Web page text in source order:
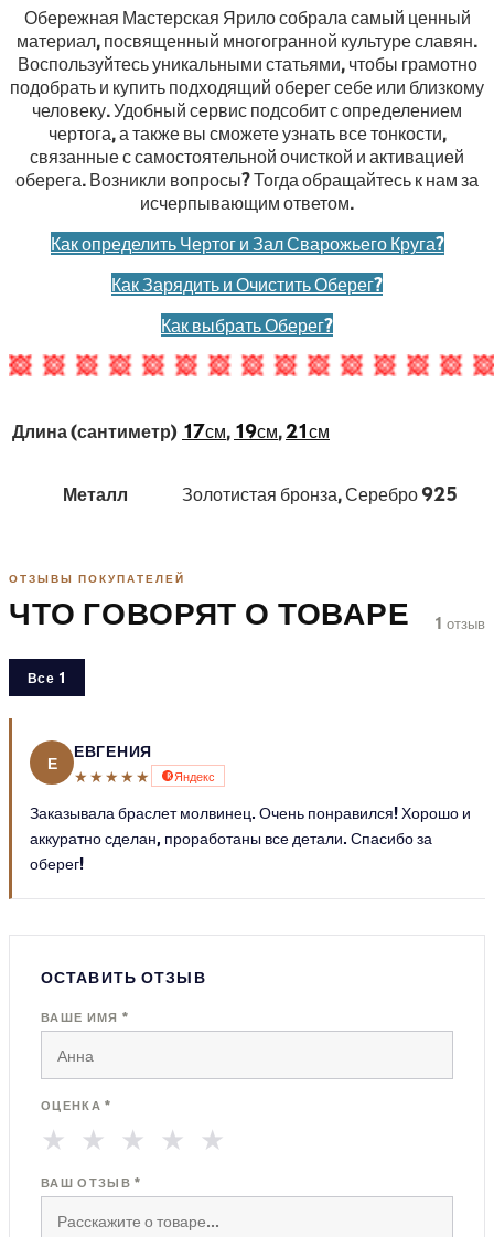
Обережная Мастерская Ярило собрала самый ценный
материал, посвященный многогранной культуре славян.
Воспользуйтесь уникальными статьями, чтобы грамотно
подобрать и купить подходящий оберег себе или близкому
человеку. Удобный сервис подсобит с определением
чертога, а также вы сможете узнать все тонкости,
связанные с самостоятельной очисткой и активацией
оберега. Возникли вопросы? Тогда обращайтесь к нам за
исчерпывающим ответом.
Как определить Чертог и Зал Сварожьего Круга?
Как Зарядить и Очистить Оберег?
Как выбрать Оберег?
Длина (сантиметр) 17см, 19см,21см
Металл Золотистая бронза, Серебро 925
ОТЗЫВЫ ПОКУПАТЕЛЕЙ
ЧТО ГОВОРЯТ О ТОВАРЕ 1 отзыв
Все 1
Е
ЕВГЕНИЯ
★★★★★
Яндекс
Заказывала браслет молвинец. Очень понравился! Хорошо и
аккуратно сделан, проработаны все детали. Спасибо за
оберег!
ОСТАВИТЬ ОТЗЫВ
ВАШЕ ИМЯ *
ОЦЕНКА *
★ ★ ★ ★ ★
ВАШ ОТЗЫВ *